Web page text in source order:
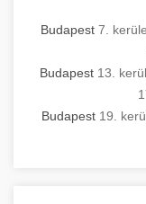
Budapest 7.
Budapest 13.
Budapest 19.